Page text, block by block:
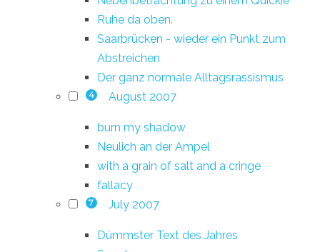
Ruhe da oben.
Saarbrücken - wieder ein Punkt zum
Abstreichen
Der ganz normale Alltagsrassismus
4 August 2007
burn my shadow
Neulich an der Ampel
with a grain of salt and a cringe
fallacy
7 July 2007
Dümmster Text des Jahres